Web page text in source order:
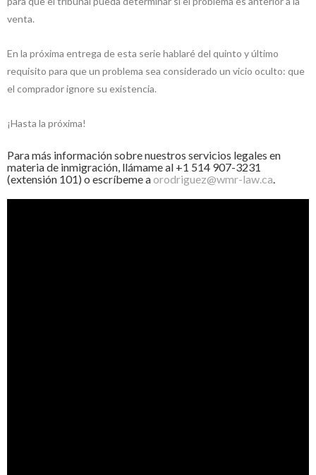
venta.
En la próxima entrega de esta serie hablaré del quinto y último
requisito para que un problema sea considerado un vicio oculto: que
el comprador ignore su existencia.
¡Hasta la próxima!
Para más información sobre nuestros servicios legales en
materia de inmigración, llámame al +1 514 907-3231
(extensión 101) o escríbeme aorodriguez@wmr-law.ca.